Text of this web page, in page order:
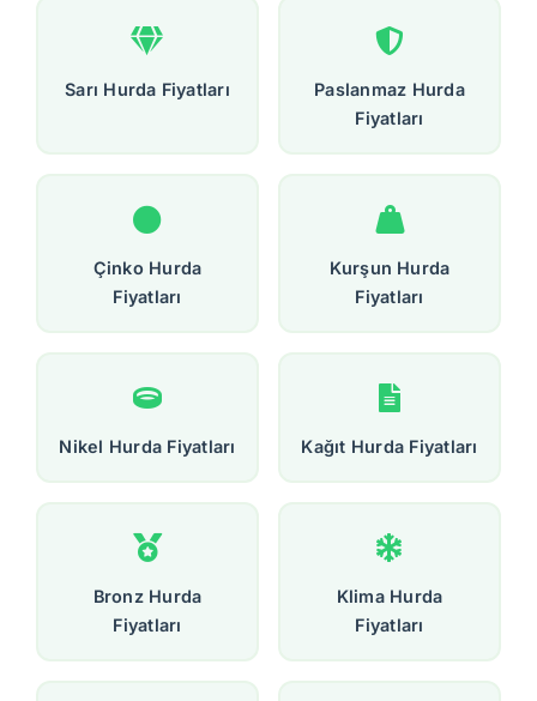
Sarı Hurda Fiyatları
Paslanmaz Hurda
Fiyatları
Çinko Hurda
Fiyatları
Kurşun Hurda
Fiyatları
Nikel Hurda Fiyatları Kağıt Hurda Fiyatları
Bronz Hurda
Fiyatları
Klima Hurda
Fiyatları